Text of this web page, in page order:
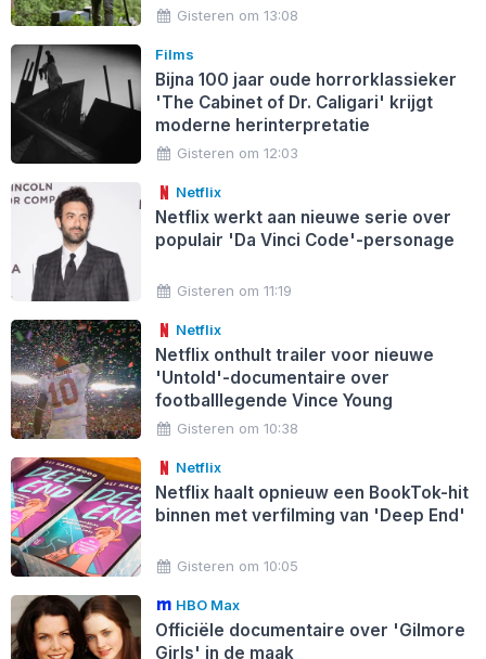
Gisteren om 13:08
Films
Bijna 100 jaar oude horrorklassieker
'The Cabinet of Dr. Caligari' krijgt
moderne herinterpretatie
Gisteren om 12:03
Netflix
Netflix werkt aan nieuwe serie over
populair 'Da Vinci Code'-personage
Gisteren om 11:19
Netflix
Netflix onthult trailer voor nieuwe
'Untold'-documentaire over
footballlegende Vince Young
Gisteren om 10:38
Netflix
Netflix haalt opnieuw een BookTok-hit
binnen met verfilming van 'Deep End'
Gisteren om 10:05
HBO Max
Officiële documentaire over 'Gilmore
Girls' in de maak